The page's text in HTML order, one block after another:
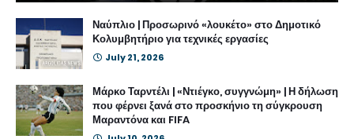
Ναύπλιο | Προσωρινό «λουκέτο» στο Δημοτικό
Κολυμβητήριο για τεχνικές εργασίες
July 21, 2026
Μάρκο Ταρντέλι | «Ντιέγκο, συγγνώμη» | Η δήλωση
που φέρνει ξανά στο προσκήνιο τη σύγκρουση
Μαραντόνα και FIFA